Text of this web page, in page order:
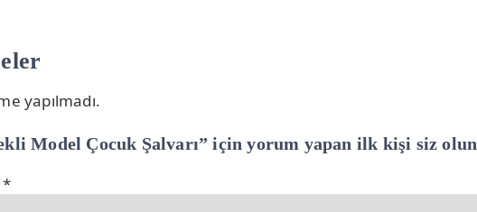
yapılmadı.
Model Çocuk Şalvarı” için yorum yapan ilk kişi siz olun
*